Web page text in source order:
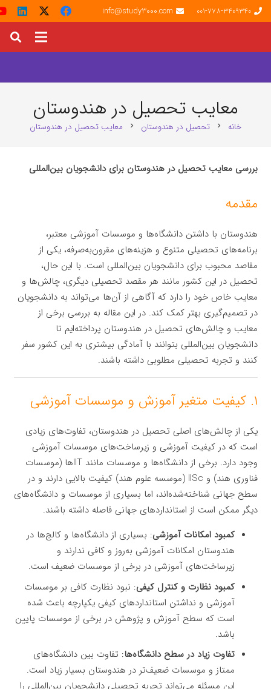
001-778-3409340
info@study3000.com
معایب تحصیل در هندوستان
خانه chevron_right تحصیل در هندوستان chevron_right معایب تحصیل در هندوستان
بررسی معایب تحصیل در هندوستان برای دانشجویان بین‌المللی
مقدمه
هندوستان با داشتن دانشگاه‌ها و موسسات آموزشی معتبر،
برنامه‌های تحصیلی متنوع و هزینه‌های مقرون‌به‌صرفه، یکی از
مقاصد محبوب برای دانشجویان بین‌المللی است. با این حال،
تحصیل در این کشور مانند هر مقصد تحصیلی دیگری، چالش‌ها و
معایب خاص خود را دارد که آگاهی از آن‌ها می‌تواند به دانشجویان
در تصمیم‌گیری بهتر کمک کند. در این مقاله به بررسی برخی از
معایب و چالش‌های تحصیل در هندوستان پرداخته‌ایم تا
دانشجویان بین‌المللی بتوانند با آمادگی بیشتری به این کشور سفر
کنند و تجربه تحصیلی مطلوبی داشته باشند.
۱. کیفیت متغیر آموزش و موسسات آموزشی
یکی از چالش‌های اصلی تحصیل در هندوستان، تفاوت‌های زیادی
است که در کیفیت آموزشی و زیرساخت‌های موسسات آموزشی
وجود دارد. برخی از دانشگاه‌ها و موسسات مانند IIT‌ها (موسسات
فناوری هند) و IISc (موسسه علوم هند) کیفیت بالایی دارند و در
سطح جهانی شناخته‌شده‌اند، اما بسیاری از موسسات و دانشگاه‌های
دیگر ممکن است از استانداردهای جهانی فاصله داشته باشند.
کمبود امکانات آموزشی: بسیاری از دانشگاه‌ها و کالج‌ها در
هندوستان امکانات آموزشی به‌روز و کافی ندارند و
زیرساخت‌های آموزشی در برخی از موسسات ضعیف است.
کمبود نظارت و کنترل کیفی: نبود نظارت کافی بر موسسات
آموزشی و نداشتن استانداردهای کیفی یکپارچه باعث شده
است که سطح آموزش و پژوهش در برخی از موسسات پایین
باشد.
تفاوت زیاد در سطح دانشگاه‌ها: تفاوت بین دانشگاه‌های
ممتاز و موسسات ضعیف‌تر در هندوستان بسیار زیاد است.
این مسئله می‌تواند تجربه تحصیلی دانشجویان بین‌المللی را